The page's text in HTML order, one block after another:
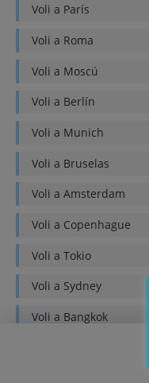
Voli a París
Voli a Roma
Voli a Moscú
Voli a Berlín
Voli a Munich
Voli a Bruselas
Voli a Amsterdam
Voli a Copenhague
Voli a Tokio
Voli a Sydney
Voli a Bangkok